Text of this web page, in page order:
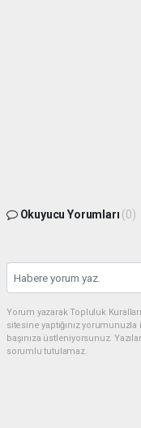
Okuyucu Yorumları (0)
Yorum yazarak Topluluk
sitesine yaptığınız
başınıza üstleniyorsunuz.
sorumlu tutulamaz.